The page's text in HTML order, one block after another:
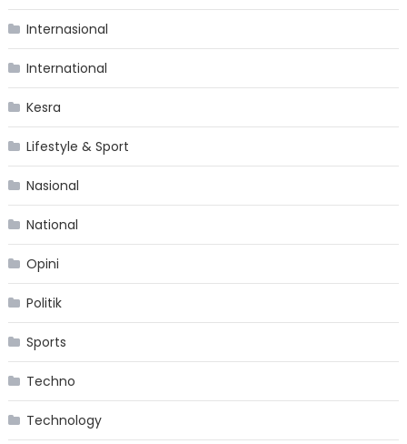
Internasional
International
Kesra
Lifestyle & Sport
Nasional
National
Opini
Politik
Sports
Techno
Technology